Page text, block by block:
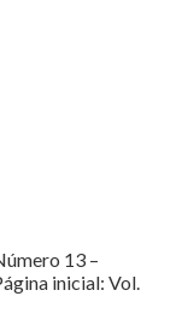
13 –
inicial: Vol.